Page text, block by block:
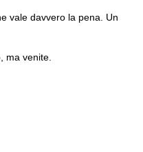
vale davvero la pena. Un
ma venite.